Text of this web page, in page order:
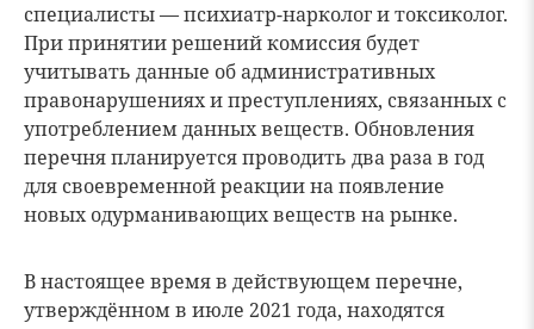
специалисты — психиатр-нарколог и токсиколог.
При принятии решений комиссия будет
учитывать данные об административных
правонарушениях и преступлениях, связанных с
употреблением данных веществ. Обновления
перечня планируется проводить два раза в год
для своевременной реакции на появление
новых одурманивающих веществ на рынке.
В настоящее время в действующем перечне,
утверждённом в июле 2021 года, находятся